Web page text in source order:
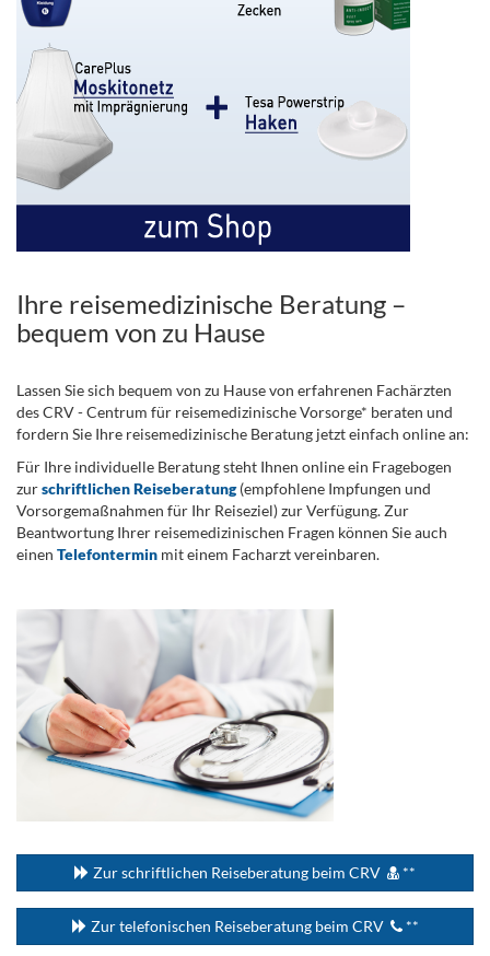
Ihre reisemedizinische Beratung –
bequem von zu Hause
Lassen Sie sich bequem von zu Hause von erfahrenen Fachärzten
des CRV - Centrum für reisemedizinische Vorsorge* beraten und
fordern Sie Ihre reisemedizinische Beratung jetzt einfach online an:
Für Ihre individuelle Beratung steht Ihnen online ein Fragebogen
zurschriftlichen Reiseberatung(empfohlene Impfungen und
Vorsorgemaßnahmen für Ihr Reiseziel) zur Verfügung. Zur
Beantwortung Ihrer reisemedizinischen Fragen können Sie auch
einen Telefontermin mit einem Facharzt vereinbaren.
Zur schriftlichen Reiseberatung beim CRV **
Zur telefonischen Reiseberatung beim CRV **